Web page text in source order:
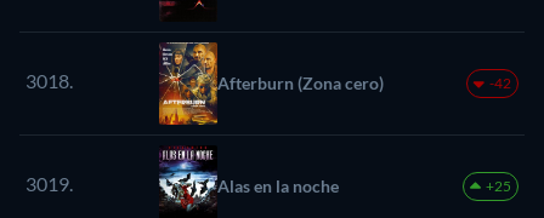
3018. Afterburn (Zona cero) -42
3019. Alas en la noche +25